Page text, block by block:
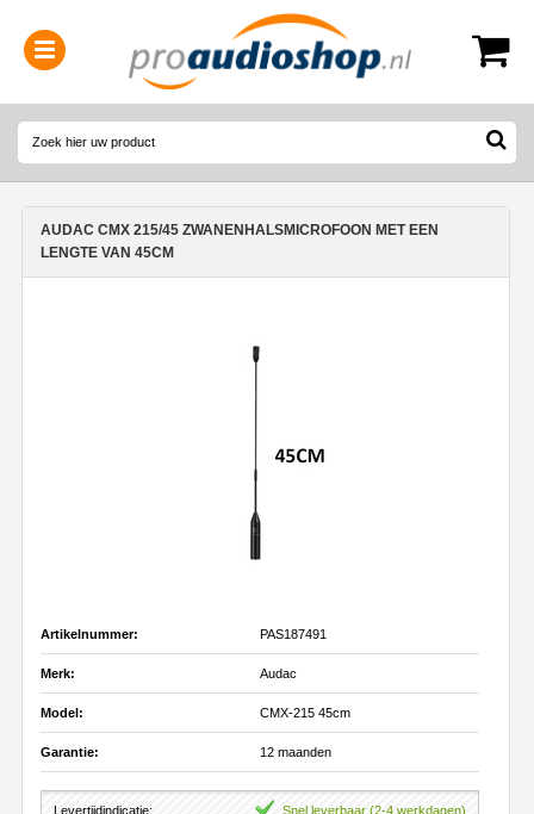
0314-364515
AUDAC CMX 215/45 ZWANENHALSMICROFOON MET EEN
LENGTE VAN 45CM
Artikelnummer: PAS187491
Merk: Audac
Model: CMX-215 45cm
Garantie: 12 maanden
Levertijdindicatie: Snel leverbaar (2-4 werkdagen)